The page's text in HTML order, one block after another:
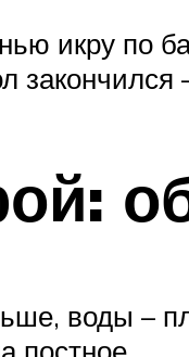
икру по
закончился
воды